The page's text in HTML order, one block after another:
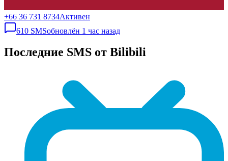
+66 36 731 8734Активен
610 SMSобновлён 1 час назад
Последние SMS от Bilibili